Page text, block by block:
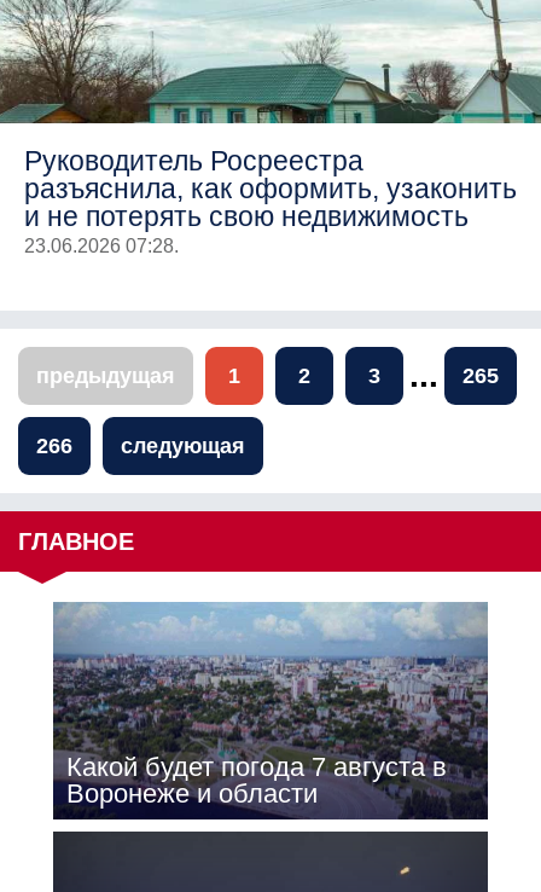
Руководитель Росреестра
разъяснила, как оформить, узаконить
и не потерять свою недвижимость
23.06.2026 07:28.
предыдущая 1 2 3 ... 265
266 следующая
ГЛАВНОЕ
Какой будет погода 7 августа в
Воронеже и области